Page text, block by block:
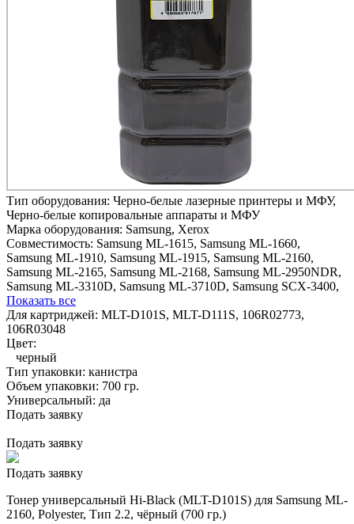
Тип оборудования: Черно-белые лазерные принтеры и МФУ,
Черно-белые копировальные аппараты и МФУ
Марка оборудования: Samsung, Xerox
Совместимость: Samsung ML-1615, Samsung ML-1660,
Samsung ML-1910, Samsung ML-1915, Samsung ML-2160,
Samsung ML-2165, Samsung ML-2168, Samsung ML-2950NDR,
Samsung ML-3310D, Samsung ML-3710D, Samsung SCX-3400,
Показать все
Для картриджей: MLT-D101S, MLT-D111S, 106R02773,
106R03048
Цвет:
черный
Тип упаковки: канистра
Объем упаковки: 700 гр.
Универсальный: да
Подать заявку
Подать заявку
Подать заявку
Тонер универсальный Hi-Black (MLT-D101S) для Samsung ML-
2160, Polyester, Тип 2.2, чёрный (700 гр.)